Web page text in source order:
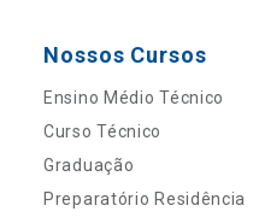
Nossos Cursos
Ensino Médio Técnico
Curso Técnico
Graduação
Preparatório Residência